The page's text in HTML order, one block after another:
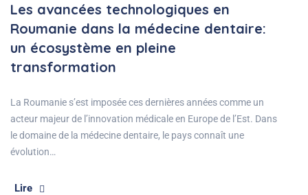
Les avancées technologiques en
Roumanie dans la médecine dentaire:
un écosystème en pleine
transformation
La Roumanie s’est imposée ces dernières années comme un
acteur majeur de l’innovation médicale en Europe de l’Est. Dans
le domaine de la médecine dentaire, le pays connaît une
évolution…
Lire